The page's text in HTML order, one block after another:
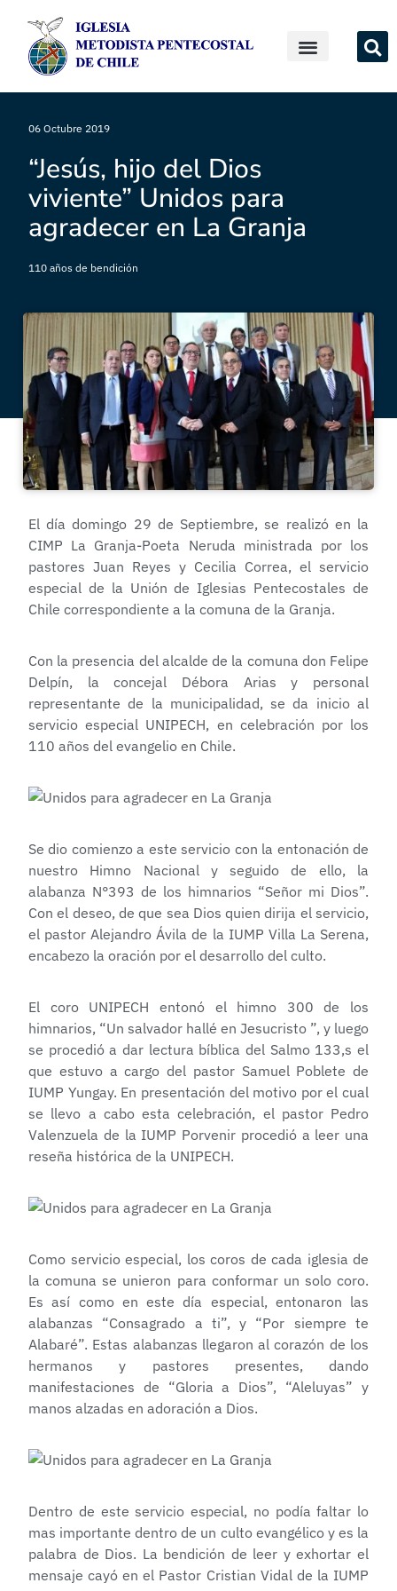
06 Octubre 2019
“Jesús, hijo del Dios
viviente” Unidos para
agradecer en La Granja
110 años de bendición
El día domingo 29 de Septiembre, se realizó en la
CIMP La Granja-Poeta Neruda ministrada por los
pastores Juan Reyes y Cecilia Correa, el servicio
especial de la Unión de Iglesias Pentecostales de
Chile correspondiente a la comuna de la Granja.
Con la presencia del alcalde de la comuna don Felipe
Delpín, la concejal Débora Arias y personal
representante de la municipalidad, se da inicio al
servicio especial UNIPECH, en celebración por los
110 años del evangelio en Chile.
Se dio comienzo a este servicio con la entonación de
nuestro Himno Nacional y seguido de ello, la
alabanza N°393 de los himnarios “Señor mi Dios”.
Con el deseo, de que sea Dios quien dirija el servicio,
el pastor Alejandro Ávila de la IUMP Villa La Serena,
encabezo la oración por el desarrollo del culto.
El coro UNIPECH entonó el himno 300 de los
himnarios, “Un salvador hallé en Jesucristo ”, y luego
se procedió a dar lectura bíblica del Salmo 133,s el
que estuvo a cargo del pastor Samuel Poblete de
IUMP Yungay. En presentación del motivo por el cual
se llevo a cabo esta celebración, el pastor Pedro
Valenzuela de la IUMP Porvenir procedió a leer una
reseña histórica de la UNIPECH.
Como servicio especial, los coros de cada iglesia de
la comuna se unieron para conformar un solo coro.
Es así como en este día especial, entonaron las
alabanzas “Consagrado a ti”, y “Por siempre te
Alabaré”. Estas alabanzas llegaron al corazón de los
hermanos y pastores presentes, dando
manifestaciones de “Gloria a Dios”, “Aleluyas” y
manos alzadas en adoración a Dios.
Dentro de este servicio especial, no podía faltar lo
mas importante dentro de un culto evangélico y es la
palabra de Dios. La bendición de leer y exhortar el
mensaje cayó en el Pastor Cristian Vidal de la IUMP